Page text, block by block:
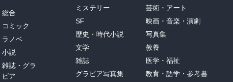
総合
コミック
ラノベ
小説
雑誌・グラ
ビア
ミステリー
SF
歴史・時代小説
文学
雑誌
グラビア写真集
芸術・アート
映画・音楽・演劇
写真集
教養
医学・福祉
教育・語学・参考書